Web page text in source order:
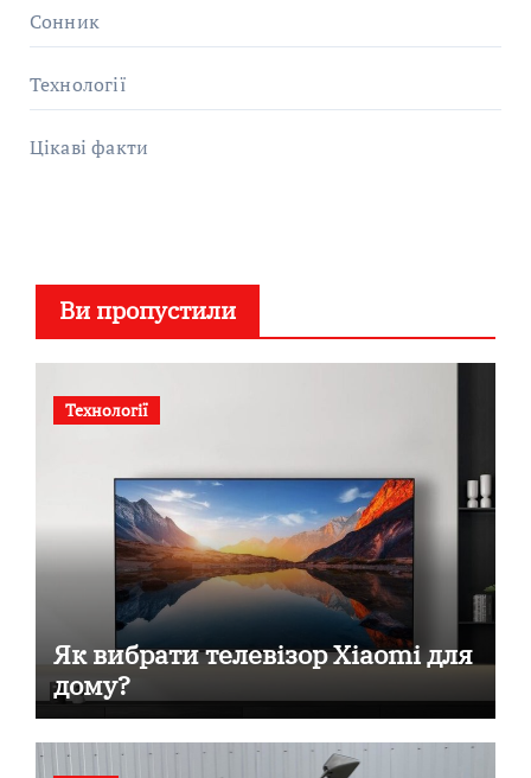
Сонник
Технології
Цікаві факти
Ви пропустили
Технології
Як вибрати телевізор Xiaomi для
дому?